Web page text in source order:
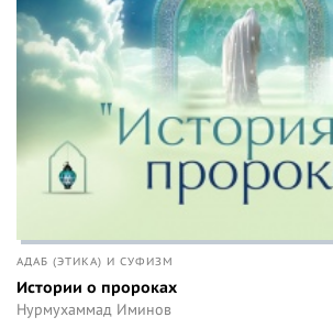
АДАБ (ЭТИКА) И СУФИЗМ
Истории о пророках
Нурмухаммад Иминов